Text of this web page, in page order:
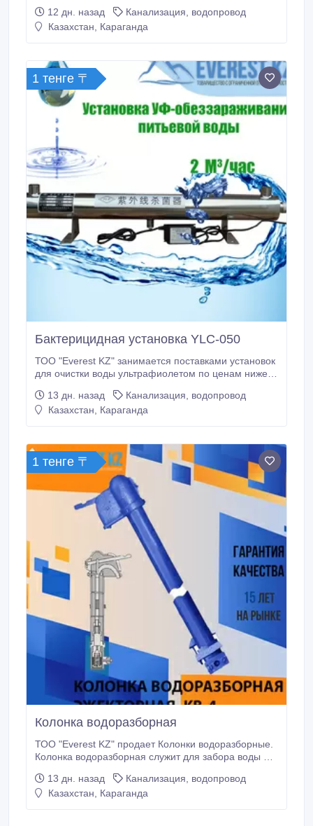
m=0, 04т.) договорная; П 3-6 (590*2990*70, m=0,
30т.) 14500 тенге; П 3-8 (740*570*50, m=0, 05т.)
12 дн. назад
Канализация, водопровод
Казахстан, Караганда
1 тенге 〒
Бактерицидная установка YLC-050
ТОО "Everest KZ" занимается поставками установок
для очистки воды ультрафиолетом по ценам ниже
заводом Китая по производству очистного
оборудования «YLD Water Processing Equipment
предназначена для дезинфекции воды
хозяйственно-питьевого назначения, сточных вод.
13 дн. назад
Канализация, водопровод
Казахстан, Караганда
1 тенге 〒
Колонка водоразборная
ТОО "Everest KZ" продает Колонки водоразборные.
Колонка водоразборная служит для забора воды из
предприятиями ЖКХ для обеспечения населения
водой. Технические характеристики: 1. Рабочее
13 дн. назад
Канализация, водопровод
Казахстан, Караганда